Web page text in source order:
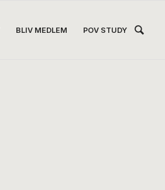
BLIV MEDLEM POV STUDY